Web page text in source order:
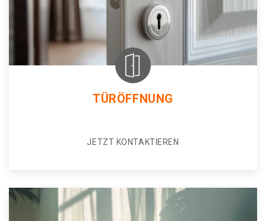
TÜRÖFFNUNG
JETZT KONTAKTIEREN